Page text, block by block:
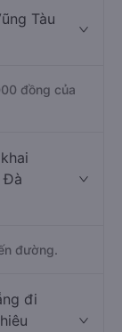
Tàu
đồng của
Đà
đường.
đi